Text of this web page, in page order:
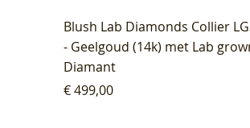
Blush Lab Diamonds Collier
- Geelgoud (14k) met Lab
Diamant
Prijs
€ 499,00